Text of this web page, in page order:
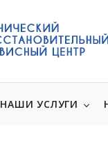
НАШИ УСЛУГИ